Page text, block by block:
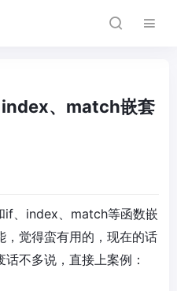
、match嵌套
if、index、match等函数嵌
，觉得蛮有用的，现在的话
不多说，直接上案例：